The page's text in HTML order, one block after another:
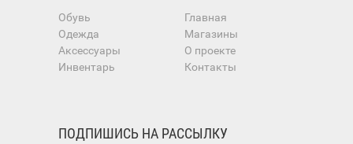
Обувь
Одежда
Аксессуары
Инвентарь
Главная
Магазины
О проекте
Контакты
ПОДПИШИСЬ НА РАССЫЛКУ